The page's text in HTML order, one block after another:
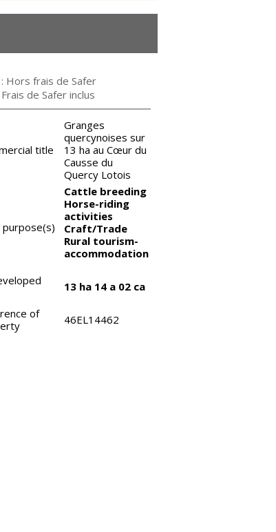
Hors frais de Safer
de Safer inclus
title
Granges
quercynoises sur
13 ha au Cœur du
Causse du
Quercy Lotois
purpose(s)
Cattle breeding
Horse-riding
activities
Craft/Trade
Rural tourism-
accommodation
13 ha 14 a 02 ca
of
46EL14462